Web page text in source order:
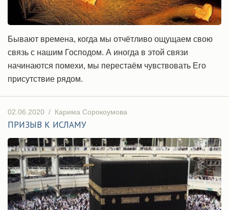
Бывают времена, когда мы отчётливо ощущаем свою
связь с нашим Господом. А иногда в этой связи
начинаются помехи, мы перестаём чувствовать Его
присутствие рядом.
02.06.2020 / Карима Сорокоумова
ПРИЗЫВ К ИСЛАМУ